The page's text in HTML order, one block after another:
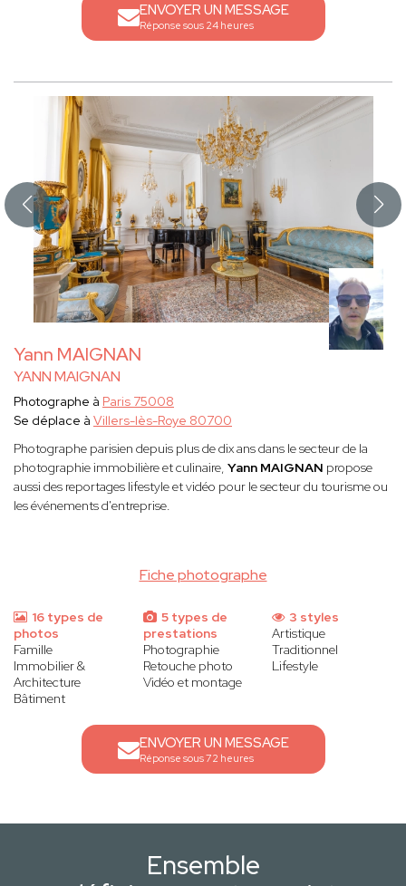
ENVOYER UN MESSAGE
Réponse sous 24 heures
Yann MAIGNAN
YANN MAIGNAN
Fiche photographe
Photographe à Paris 75008
Se déplace à Villers-lès-Roye 80700
Photographe parisien depuis plus de dix ans dans le secteur de la
photographie immobilière et culinaire, Yann MAIGNAN propose
aussi des reportages lifestyle et vidéo pour le secteur du tourisme ou
les événements d'entreprise.
16 types de
photos
Famille
Immobilier &
Architecture
Bâtiment
5 types de
prestations
Photographie
Retouche photo
Vidéo et montage
3 styles
Artistique
Traditionnel
Lifestyle
ENVOYER UN MESSAGE
Réponse sous 72 heures
Ensemble